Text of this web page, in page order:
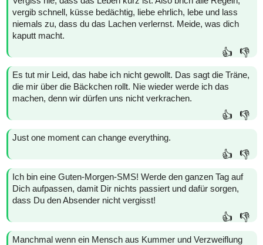
vergib schnell, küsse bedächtig, liebe ehrlich, lebe und lass
niemals zu, dass du das Lachen verlernst. Meide, was dich
kaputt macht.
👍 👎
Es tut mir Leid, das habe ich nicht gewollt. Das sagt die Träne,
die mir über die Bäckchen rollt. Nie wieder werde ich das
machen, denn wir dürfen uns nicht verkrachen.
👍 👎
Just one moment can change everything.
👍 👎
Ich bin eine Guten-Morgen-SMS! Werde den ganzen Tag auf
Dich aufpassen, damit Dir nichts passiert und dafür sorgen,
dass Du den Absender nicht vergisst!
👍 👎
Manchmal wenn ein Mensch aus Kummer und Verzweiflung